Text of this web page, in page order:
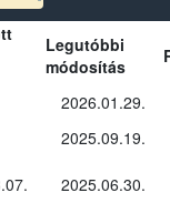
Legutóbbi
módosítás
2026.01.29.
2025.09.19.
2025.06.30.